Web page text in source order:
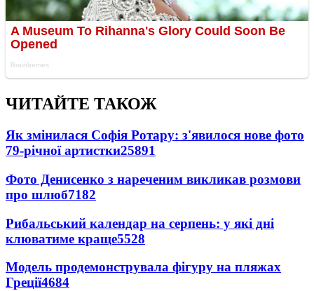
ЧИТАЙТЕ ТАКОЖ
Як змінилася Софія Ротару: з'явилося нове фото
79-річної артистки25891
Фото Денисенко з нареченим викликав розмови
про шлюб7182
Рибальський календар на серпень: у які дні
клюватиме краще5528
Модель продемонструвала фігуру на пляжах
Греції4684